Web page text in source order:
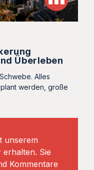
Überleben
Alles
werden, große
unserem
Sie
Kommentare